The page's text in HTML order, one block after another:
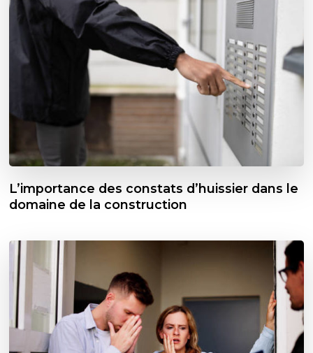
L’importance des constats d’huissier dans le
domaine de la construction